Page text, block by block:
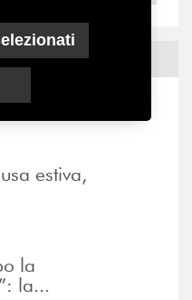
Eventi
estiva,
la
la...